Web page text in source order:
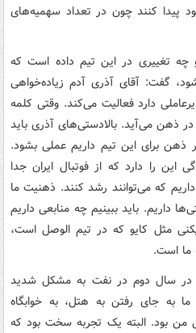
پیدا کنند چون در تعداد سهمیه‌های
تغییری در این تیم داده است که
گفت: آقای آذری آدم زیاده‌خواهی
مدیرعاملی دارد فعالیت می‌کند. وقتی کلمه
در ذهن می‌آید. بالادستی‌های آذری باید
ذهن برای این تیم داریم عملی بشود.
را دارد که از فوتبال ایران جدا
که می‌توانند رشد کنند. ذهنیت ما
داریم. باید ببینیم چه منابعی داریم
مثل کایوکه در تیم الوصلاست،
ما است.
در سال دوم در نفت به مشکل شدید
ما به جای رفتن به هتل، به خوابگاه
من بود. البته یک تجربه سخت بود که